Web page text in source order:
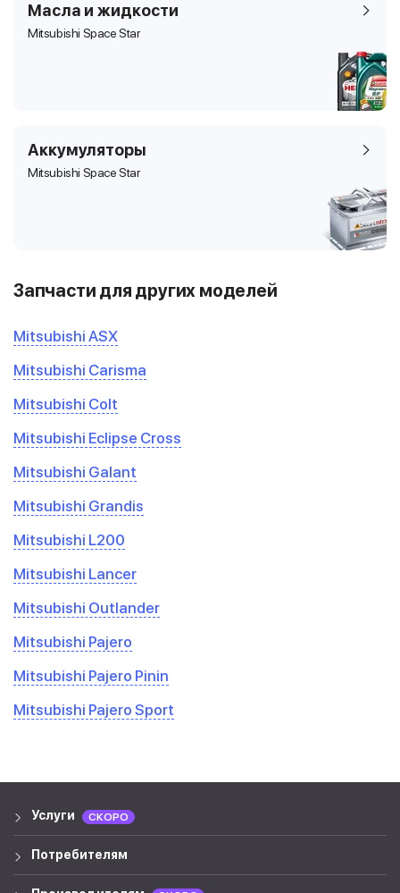
Масла и жидкости
Mitsubishi Space Star
Аккумуляторы
Mitsubishi Space Star
Запчасти для других моделей
Mitsubishi ASX
Mitsubishi Carisma
Mitsubishi Colt
Mitsubishi Eclipse Cross
Mitsubishi Galant
Mitsubishi Grandis
Mitsubishi L200
Mitsubishi Lancer
Mitsubishi Outlander
Mitsubishi Pajero
Mitsubishi Pajero Pinin
Mitsubishi Pajero Sport
Услуги СКОРО
Потребителям